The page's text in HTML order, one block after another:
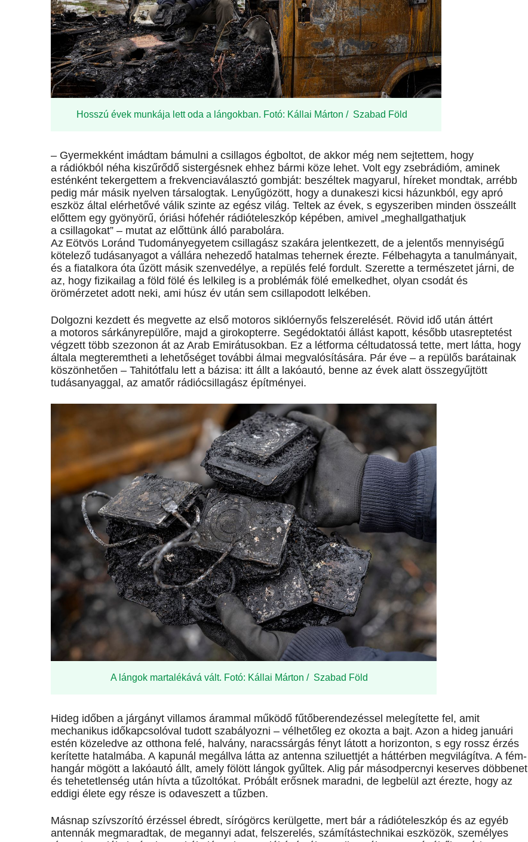
Hosszú évek munkája lett oda a lángokban. Fotó: Kállai Márton / Szabad Föld
– Gyermekként imádtam bámulni a csillagos égboltot, de akkor még nem sejtettem, hogy
a rádiókból néha kiszűrődő sistergésnek ehhez bármi köze lehet. Volt egy zsebrádióm, aminek
esténként tekergettem a frekvenciaválasztó gombját: beszéltek magyarul, híreket mondtak, arrébb
pedig már másik nyelven társalogtak. Lenyűgözött, hogy a dunakeszi kicsi házunkból, egy apró
eszköz által elérhetővé válik szinte az egész világ. Teltek az évek, s egyszeriben minden összeállt
előttem egy gyönyörű, óriási hófehér rádióteleszkóp képében, amivel „meghallgathatjuk
a csillagokat” – mutat az előttünk álló parabolára.
Az Eötvös Loránd Tudományegyetem csillagász szakára jelentkezett, de a jelentős mennyiségű
kötelező tudásanyagot a vállára nehezedő hatalmas tehernek érezte. Félbehagyta a tanulmányait,
és a fiatalkora óta űzött másik szenvedélye, a repülés felé fordult. Szerette a természetet járni, de
az, hogy fizikailag a föld fölé és lelkileg is a problémák fölé emelkedhet, olyan csodát és
örömérzetet adott neki, ami húsz év után sem csillapodott lelkében.
Dolgozni kezdett és megvette az első motoros siklóernyős felszerelését. Rövid idő után áttért
a motoros sárkányrepülőre, majd a giro­kop­ter­re. Segédoktatói állást kapott, később utasreptetést
végzett több szezonon át az Arab Emirátusokban. Ez a létforma céltudatossá tette, mert látta, hogy
általa megteremtheti a lehetőséget további álmai megvalósítására. Pár éve – a repülős barátainak
köszönhetően – Tahitótfalu lett a bázisa: itt állt a lakóautó, benne az évek alatt összegyűjtött
tudásanyaggal, az amatőr rádiócsillagász építményei.
A lángok martalékává vált. Fotó: Kállai Márton / Szabad Föld
Hideg időben a járgányt villamos árammal működő fűtőberendezéssel melegítette fel, amit
mechanikus időkapcsolóval tudott szabályozni – vélhetőleg ez okozta a bajt. Azon a hideg januári
estén közeledve az otthona felé, halvány, naracssárgás fényt látott a horizonton, s egy rossz érzés
kerítette hatalmába. A kapunál megállva látta az antenna sziluettjét a háttérben megvilágítva. A fém­
hangár mögött a lakóautó állt, amely fölött lángok gyűltek. Alig pár másodpercnyi keserves döbbenet
és tehetetlenség után hívta a tűzoltókat. Próbált erősnek maradni, de legbelül azt érezte, hogy az
eddigi élete egy része is odaveszett a tűzben.
Másnap szívszorító érzéssel ébredt, sírógörcs kerülgette, mert bár a rádióteleszkóp és az egyéb
antennák megmaradtak, de megannyi adat, felszerelés, számítástechnikai eszközök, személyes